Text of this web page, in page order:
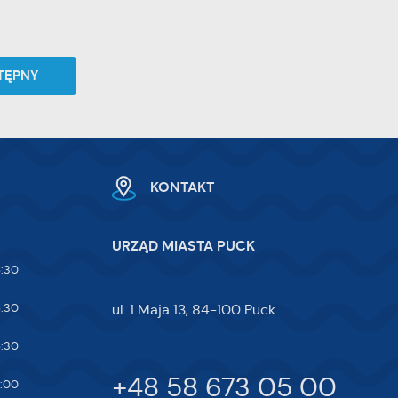
KONTAKT
URZĄD MIASTA PUCK
ul. 1 Maja 13, 84-100 Puck
+48 58 673 05 00